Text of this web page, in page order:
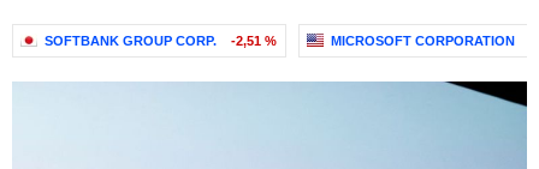
SOFTBANK GROUP CORP. -2,51 % MICROSOFT CORPORATION